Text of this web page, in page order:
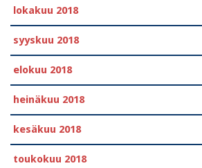
lokakuu 2018
syyskuu 2018
elokuu 2018
heinäkuu 2018
kesäkuu 2018
toukokuu 2018